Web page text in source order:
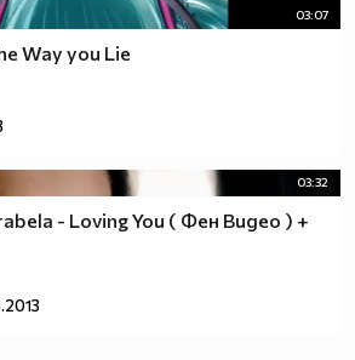
03:07
Way you Lie
03:32
- Loving You ( Фен Видео ) +